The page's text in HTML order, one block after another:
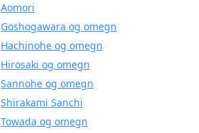
Aomori
Goshogawara og omegn
Hachinohe og omegn
Hirosaki og omegn
Sannohe og omegn
Shirakami Sanchi
Towada og omegn